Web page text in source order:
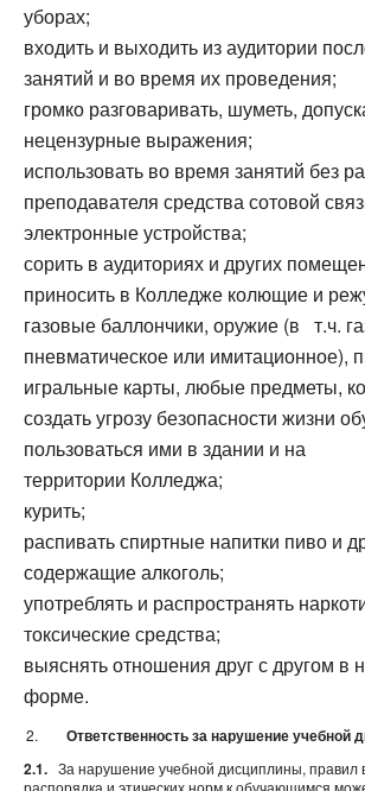
уборах;
входить и выходить из аудитории
занятий и во время их проведения;
громко разговаривать, шуметь,
нецензурные выражения;
использовать во время занятий без
преподавателя средства сотовой
электронные устройства;
сорить в аудиториях и других
приносить в Колледже колющие и
газовые баллончики, оружие (в т.ч.
пневматическое или имитационное),
игральные карты, любые предметы,
создать угрозу безопасности жизни
пользоваться ими в здании и на
территории Колледжа;
курить;
распивать спиртные напитки пиво и
содержащие алкоголь;
употреблять и распространять
токсические средства;
выяснять отношения друг с другом в
форме.
Ответственность за нарушение учебной
2.1. За нарушение учебной дисциплины, правил
распорядка и этических норм к обучающимся